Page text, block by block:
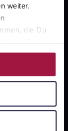
weiter.
die Du
Deiner